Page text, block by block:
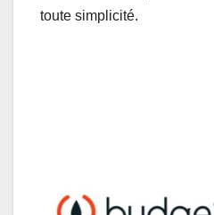
toute simplicité.